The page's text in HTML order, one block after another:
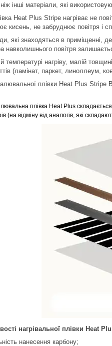
ніж інші матеріали, які
Heat Plus Stripe нагріває не
кисень, не забруднює повітря і
які знаходяться в приміщенні,
навколишнього повітря
температурі нагріву, малій
(ламінат, паркет, линоллеум,
плівки Heat Plus Stripe Ви
плівка Heat Plus
(на відміну від аналогів, які
нагрівальної плівки Heat
нанесення карбону;